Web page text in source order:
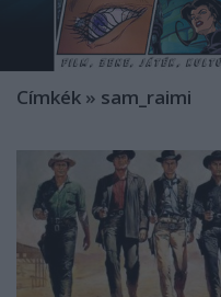
Címkék » sam_raimi